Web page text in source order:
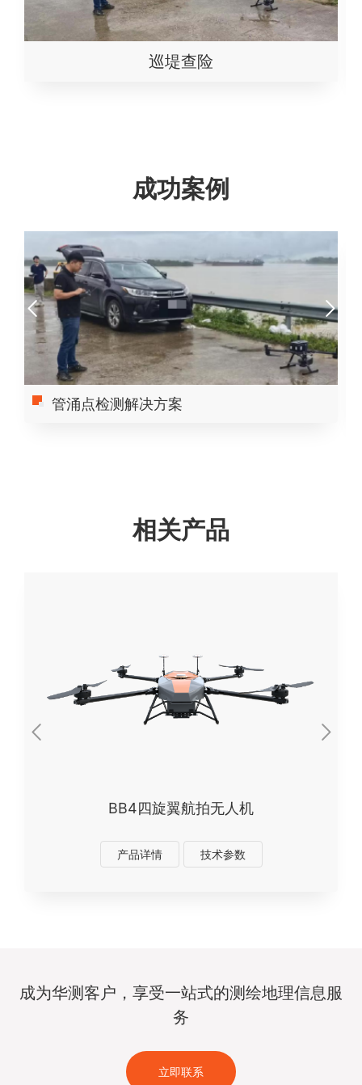
巡堤查险
成功案例
管涌点检测解决方案
相关产品
BB4四旋翼航拍无人机
产品详情 技术参数
成为华测客户，享受一站式的测绘地理信息服
务
立即联系